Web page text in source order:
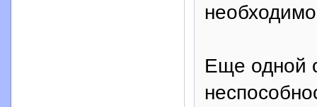
Еще одной